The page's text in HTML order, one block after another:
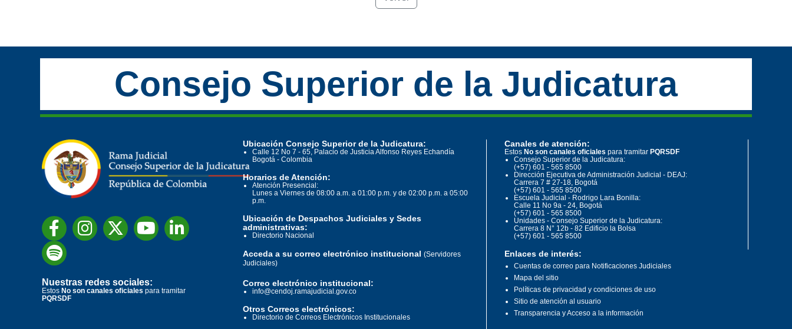
Consejo Superior de la Judicatura
Nuestras redes sociales:
Estos No son canales oficiales para tramitar
PQRSDF
Ubicación Consejo Superior de la Judicatura:
Calle 12 No 7 - 65, Palacio de Justicia Alfonso Reyes Echandía
Bogotá - Colombia
Horarios de Atención:
Atención Presencial:
Lunes a Viernes de 08:00 a.m. a 01:00 p.m. y de 02:00 p.m. a 05:00
p.m.
Ubicación de Despachos Judiciales y Sedes
administrativas:
Directorio Nacional
Canales de atención:
Estos No son canales oficiales para tramitar PQRSDF
Consejo Superior de la Judicatura:
(+57) 601 - 565 8500
Dirección Ejecutiva de Administración Judicial - DEAJ:
Carrera 7 # 27-18, Bogotá
(+57) 601 - 565 8500
Escuela Judicial - Rodrigo Lara Bonilla:
Calle 11 No 9a - 24, Bogotá
(+57) 601 - 565 8500
Unidades - Consejo Superior de la Judicatura:
Carrera 8 N° 12b - 82 Edificio la Bolsa
(+57) 601 - 565 8500
Acceda a su correo electrónico institucional (Servidores
Judiciales)
Correo electrónico institucional:
info@cendoj.ramajudicial.gov.co
Otros Correos electrónicos:
Directorio de Correos Electrónicos Institucionales
Enlaces de interés:
Cuentas de correo para Notificaciones Judiciales
Mapa del sitio
Políticas de privacidad y condiciones de uso
Sitio de atención al usuario
Transparencia y Acceso a la información